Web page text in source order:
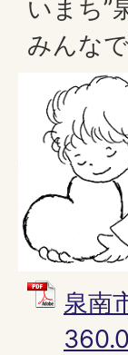
いまち”
みんな
泉南